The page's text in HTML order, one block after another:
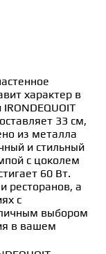
характер в
33 см,
из металла
и стильный
с цоколем
60 Вт.
ресторанов, а
с
выбором
в вашем